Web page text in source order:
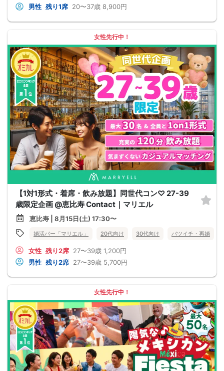
男性 残り1席 20〜37歳 8,900円
女性先行中！
【1対1形式・着席・飲み放題】同世代コン♡ 27-39
歳限定企画 @恵比寿 Contact｜マリエル
恵比寿 | 8月15日(土) 17:30〜
婚活バー「マリエル」 20代向け 30代向け バツイチ・再婚
女性 残り2席 27〜39歳 1,200円
男性 残り2席 27〜39歳 5,700円
女性先行中！